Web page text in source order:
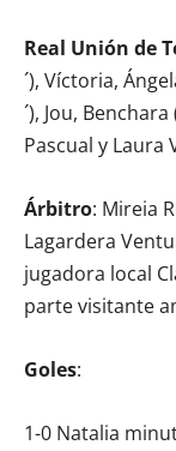
Real Unión de
´), Víctoria,
´), Jou,
Pascual y Laura
Árbitro: Mireia
Lagardera
jugadora local
parte visitante
Goles:
1-0 Natalia